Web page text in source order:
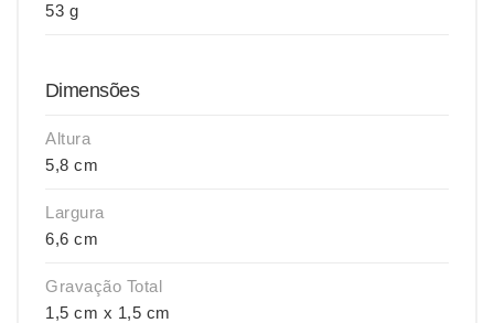
53 g
Dimensões
Altura
5,8 cm
Largura
6,6 cm
Gravação Total
1,5 cm x 1,5 cm